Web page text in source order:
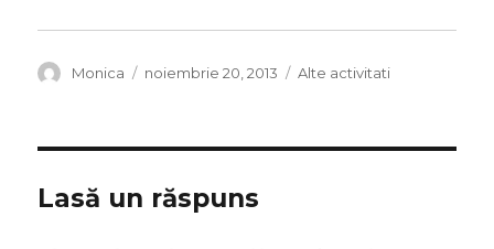
Autor
Monica
Publicat
noiembrie 20, 2013 Categorii
Alte activitati
Lasă un răspuns